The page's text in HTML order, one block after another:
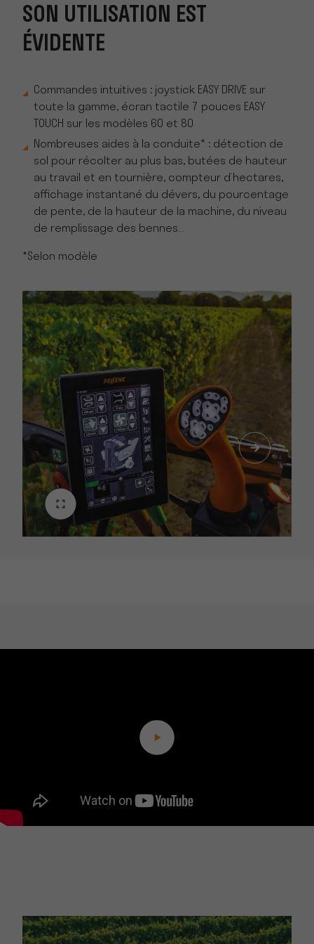
SON UTILISATION EST
ÉVIDENTE
Commandes intuitives : joystick EASY DRIVE sur
toute la gamme, écran tactile 7 pouces EASY
TOUCH sur les modèles 60 et 80
Nombreuses aides à la conduite* : détection de
sol pour récolter au plus bas, butées de hauteur
au travail et en tournière, compteur d’hectares,
affichage instantané du dévers, du pourcentage
de pente, de la hauteur de la machine, du niveau
de remplissage des bennes…
*Selon modèle